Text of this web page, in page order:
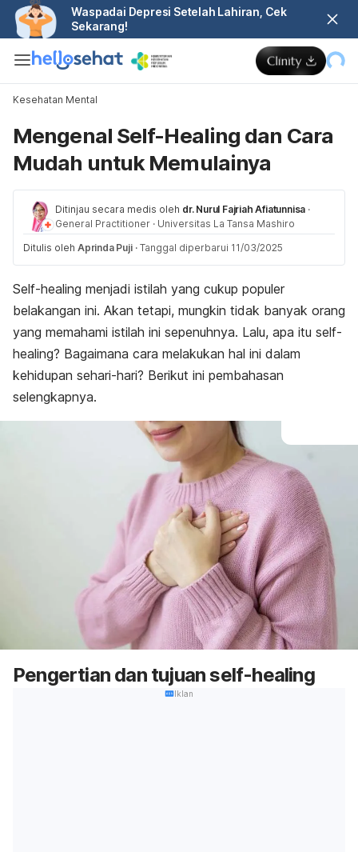
Waspadai Depresi Setelah Lahiran, Cek
Sekarang!
Kesehatan Mental
Mengenal Self-Healing dan Cara
Mudah untuk Memulainya
Ditinjau secara medis oleh dr. Nurul Fajriah Afiatunnisa ·
General Practitioner · Universitas La Tansa Mashiro
Ditulis oleh Aprinda Puji · Tanggal diperbarui 11/03/2025
Self-healing menjadi istilah yang cukup populer
belakangan ini. Akan tetapi, mungkin tidak banyak orang
yang memahami istilah ini sepenuhnya. Lalu, apa itu self-
healing? Bagaimana cara melakukan hal ini dalam
kehidupan sehari-hari? Berikut ini pembahasan
selengkapnya.
Pengertian dan tujuanself-healing
Iklan